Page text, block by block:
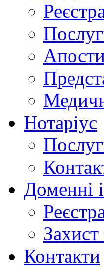
Нотаріус
Доменні
Контакти